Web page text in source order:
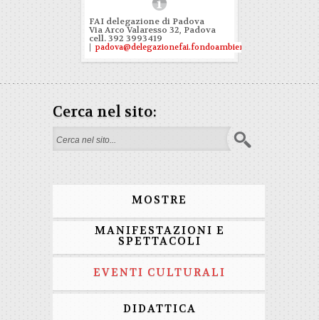
FAI delegazione di Padova
Via Arco Valaresso 32, Padova
​cell. 392 3993419
| padova@delegazionefai.fondoambiente.it
Cerca nel sito:
Search form
MOSTRE
MANIFESTAZIONI E
SPETTACOLI
EVENTI CULTURALI
DIDATTICA